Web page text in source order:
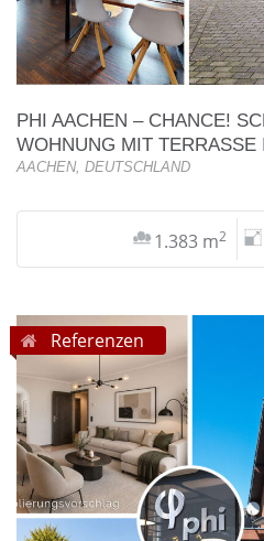
PHI AACHEN – CHANCE!
WOHNUNG MIT TERRASSE
AACHEN, DEUTSCHLAND
1.383 m2
Referenzen